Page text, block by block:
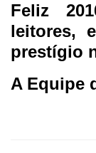
Feliz
leitores,
prestígio
A Equipe